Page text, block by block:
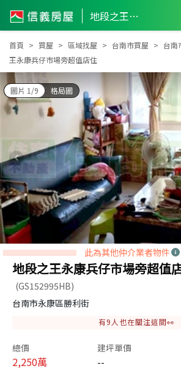
地段之王永康兵仔市場旁超值店住
地段之王
首頁 買屋 區域找屋 台南市買屋 台南
王永康兵仔市場旁超值店住
圖片 1/9 格局圖
此為其他仲介業者物件
地段之王永康兵仔市場旁超值
(GS152995HB)
台南市永康區勝利街
有9 人也在關注這間👀
總價
2,250萬
建坪單價
--